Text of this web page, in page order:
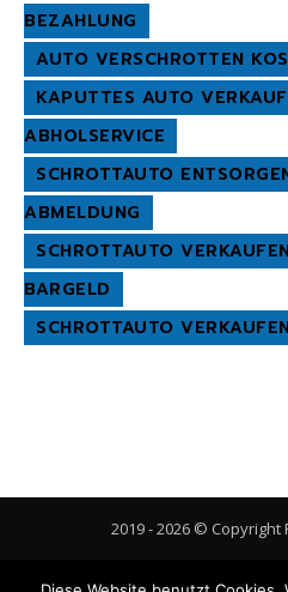
BEZAHLUNG
AUTO VERSCHROTTEN
KAPUTTES AUTO
ABHOLSERVICE
SCHROTTAUTO
ABMELDUNG
SCHROTTAUTO
BARGELD
SCHROTTAUTO
2019 - 2026 ©